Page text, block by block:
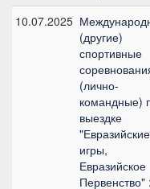
10.07.2025
(другие)
спортивные
(лично-
командные)
выездке
"Евразийские
игры,
Евразийское
Первенство" :